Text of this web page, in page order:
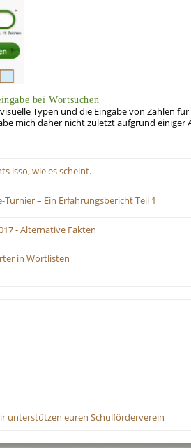
bei Wortsuchen
Typen und die Eingabe von Zahlen
mich daher nicht zuletzt aufgrund
isso, wie es scheint.
Turnier – Ein Erfahrungsbericht Teil 1
- Alternative Fakten
in Wortlisten
unterstützen euren Schulförderverein